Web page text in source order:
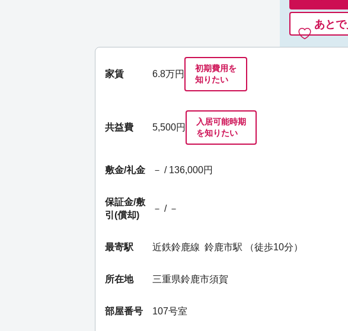
あと
家賃 6.8万円
初期費用を
知りたい
共益費 5,500円
入居可能時期
を知りたい
敷金/礼金 － / 136,000円
保証金/敷
引(償却)
－ / －
最寄駅 近鉄鈴鹿線 鈴鹿市駅 （徒歩10分）
所在地 三重県鈴鹿市須賀
部屋番号 107号室